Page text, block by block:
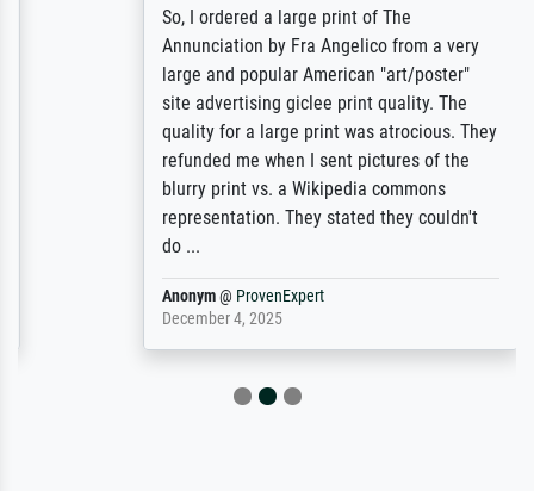
So, I ordered a large print of The
Annunciation by Fra Angelico from a very
large and popular American "art/poster"
site advertising giclee print quality. The
quality for a large print was atrocious. They
refunded me when I sent pictures of the
blurry print vs. a Wikipedia commons
representation. They stated they couldn't
@ProvenExpert
December 4, 2025